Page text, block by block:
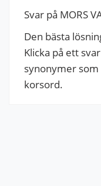
Svar på MORS
Den bästa
Klicka på ett
synonymer
korsord.